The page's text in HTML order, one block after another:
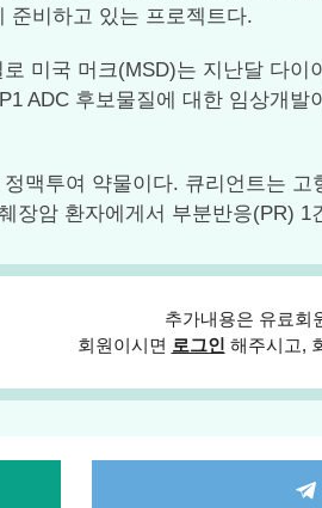
준비하고 있는 프로젝트다.
미국 머크(MSD)는 지난달 다
ADC 후보물질에 대한 임상개
맥투여 약물이다. 큐리언트는
장암 환자에게서 부분반응(PR) 1
추가내용은 유료회
회원이시면 로그인 해주시고,